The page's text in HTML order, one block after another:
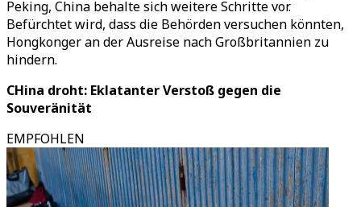
Peking, China behalte sich weitere Schritte vor.
Befürchtet wird, dass die Behörden versuchen könnten,
Hongkonger an der Ausreise nach Großbritannien zu
hindern.
CHina droht: Eklatanter Verstoß gegen die
Souveränität
EMPFOHLEN